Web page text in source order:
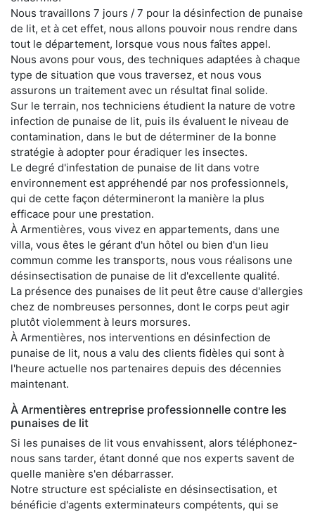
Nous travaillons 7 jours / 7 pour la désinfection de punaise
de lit, et à cet effet, nous allons pouvoir nous rendre dans
tout le département, lorsque vous nous faîtes appel.
Nous avons pour vous, des techniques adaptées à chaque
type de situation que vous traversez, et nous vous
assurons un traitement avec un résultat final solide.
Sur le terrain, nos techniciens étudient la nature de votre
infection de punaise de lit, puis ils évaluent le niveau de
contamination, dans le but de déterminer de la bonne
stratégie à adopter pour éradiquer les insectes.
Le degré d'infestation de punaise de lit dans votre
environnement est appréhendé par nos professionnels,
qui de cette façon détermineront la manière la plus
efficace pour une prestation.
À Armentières, vous vivez en appartements, dans une
villa, vous êtes le gérant d'un hôtel ou bien d'un lieu
commun comme les transports, nous vous réalisons une
désinsectisation de punaise de lit d'excellente qualité.
La présence des punaises de lit peut être cause d'allergies
chez de nombreuses personnes, dont le corps peut agir
plutôt violemment à leurs morsures.
À Armentières, nos interventions en désinfection de
punaise de lit, nous a valu des clients fidèles qui sont à
l'heure actuelle nos partenaires depuis des décennies
maintenant.
À Armentières entreprise professionnelle contre les
punaises de lit
Si les punaises de lit vous envahissent, alors téléphonez-
nous sans tarder, étant donné que nos experts savent de
quelle manière s'en débarrasser.
Notre structure est spécialiste en désinsectisation, et
bénéficie d'agents exterminateurs compétents, qui se